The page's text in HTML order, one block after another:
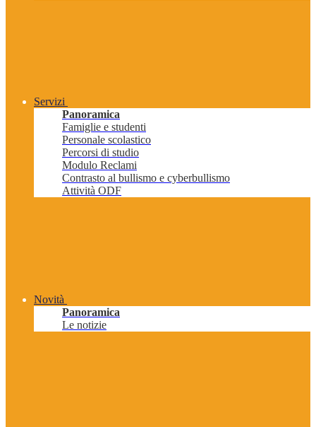
Servizi
Panoramica
Famiglie e studenti
Personale scolastico
Percorsi di studio
Modulo Reclami
Contrasto al bullismo e cyberbullismo
Attività ODF
Novità
Panoramica
Le notizie